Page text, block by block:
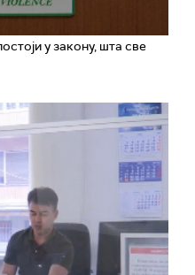
у закону, шта све